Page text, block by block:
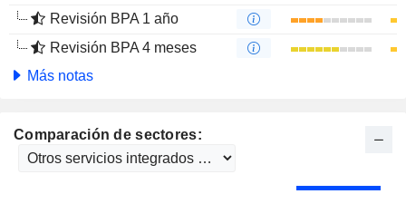
Revisión BPA 1 año
Revisión BPA 4 meses
Más notas
Comparación de sectores: